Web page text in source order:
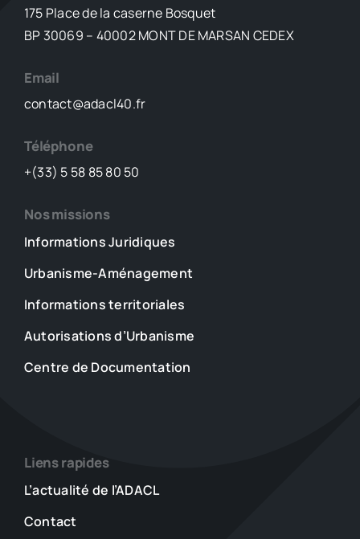
175 Place de la caserne Bosquet
BP 30069 – 40002 MONT DE MARSAN CEDEX
Email
contact@adacl40.fr
Téléphone
+(33) 5 58 85 80 50
Nos missions
Informations Juridiques
Urbanisme-Aménagement
Informations territoriales
Autorisations d’Urbanisme
Centre de Documentation
Liens rapides
L’actualité de l’ADACL
Contact